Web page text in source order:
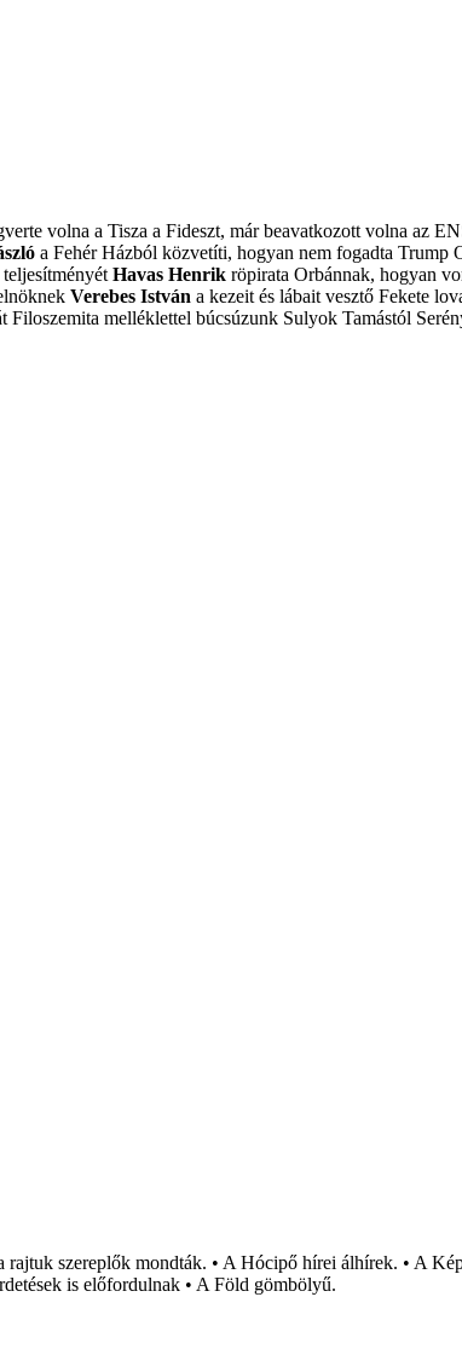
volna a Tisza a Fideszt, már beavatkozott volna az
a Fehér Házból közvetíti, hogyan nem fogadta Trump
Havas Henrik röpirata Orbánnak, hogyan
Verebes István a kezeit és lábait vesztő Fekete
Filoszemita melléklettel búcsúzunk Sulyok Tamástól
rajtuk szereplők mondták. • A Hócipő hírei álhírek. • A
is előfordulnak • A Föld gömbölyű.